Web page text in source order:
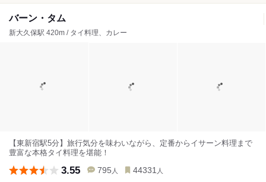
バーン・タム
新大久保駅 420m / タイ料理、カレー
【東新宿駅5分】旅行気分を味わいながら、定番からイサーン料理まで
豊富な本格タイ料理を堪能！
3.55 795 人 44331 人